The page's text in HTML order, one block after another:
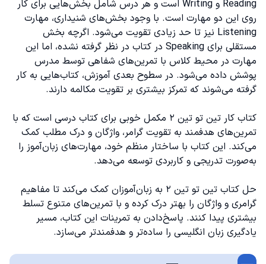
Reading و Writing است و هر درس شامل بخش‌هایی برای کار
روی این دو مهارت است. با وجود بخش‌های شنیداری، مهارت
Listening نیز تا حد زیادی تقویت می‌شود. اگرچه بخش
مستقلی برای Speaking در کتاب در نظر گرفته نشده، اما این
مهارت در محیط کلاس با تمرین‌های شفاهی توسط مدرس
پوشش داده می‌شود. در سطوح بعدی آموزش، کتاب‌هایی به کار
گرفته می‌شوند که تمرکز بیشتری بر تقویت مکالمه دارند.
کتاب کار تین تو تین ۲ مکمل خوبی برای کتاب درسی است که با
تمرین‌های هدفمند به تقویت گرامر، واژگان و درک مطلب کمک
می‌کند. این کتاب با ساختار منظم خود، مهارت‌های زبان‌آموز را
به‌صورت تدریجی و کاربردی توسعه می‌دهد.
حل کتاب تین تو تین ۲ به زبان‌آموزان کمک می‌کند تا مفاهیم
گرامری و واژگان را بهتر درک کرده و با تمرین‌های متنوع تسلط
بیشتری پیدا کنند. پاسخ‌دادن به تمرینات این کتاب، مسیر
یادگیری زبان انگلیسی را ساده‌تر و هدفمندتر می‌سازد.